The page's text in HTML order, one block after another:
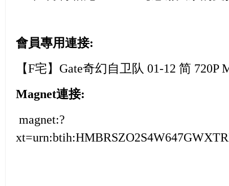
會員專用連接:
【F宅】Gate奇幻自卫队 01-12 简 720P
Magnet連接:
magnet:?